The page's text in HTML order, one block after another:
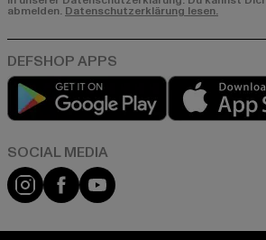
abmelden. Datenschutzerklärung lesen.
Play market
Instagram
FacebookYouTube